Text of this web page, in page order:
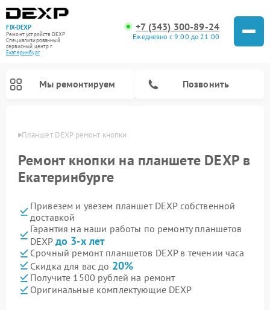
FIX-DEXP
Ремонт устройств DEXP
Специализированный
cервисный центр г.
Екатеринбург
+7 (343) 300-89-24
Ежедневно с 9:00 до 21:00
Мы ремонтируем Позвонить
Планшет DEXP ремонт кнопки
Ремонт кнопки на планшете DEXP в
Екатеринбурге
Привезем и увезем планшет DEXP собственной
доставкой
Гарантия на наши работы по ремонту планшетов
DEXP до 3-х лет
Срочный ремонт планшетов DEXP в течении часа
Скидка для вас до 20%
Получите 1500 рублей на ремонт
Оригинальные комплектующие DEXP